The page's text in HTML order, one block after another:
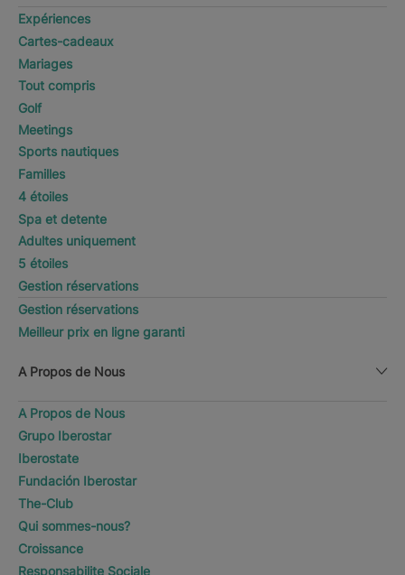
Expériences
Cartes-cadeaux
Mariages
Tout compris
Golf
Meetings
Sports nautiques
Familles
4 étoiles
Spa et detente
Adultes uniquement
5 étoiles
Gestion réservations
Gestion réservations
Meilleur prix en ligne garanti
A Propos de Nous
A Propos de Nous
Grupo Iberostar
Iberostate
Fundación Iberostar
The-Club
Qui sommes-nous?
Croissance
Responsabilite Sociale